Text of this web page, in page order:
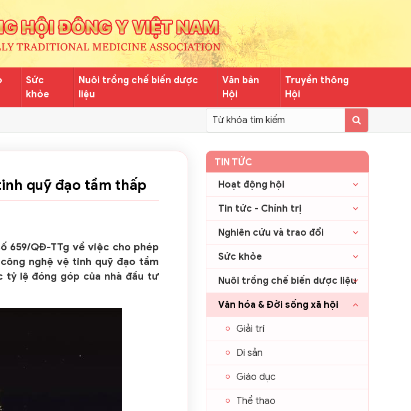
Sức
khỏe
Nuôi trồng chế biến dược
liệu
Văn bản
Hội
Truyền thông
Hội
quỹ đạo tầm thấp
659/QĐ-TTg về việc cho phép
nghệ vệ tinh quỹ đạo tầm
tỷ lệ đóng góp của nhà đầu tư
TIN TỨC
Hoạt động hội
Tin tức - Chính trị
Nghiên cứu và trao đổi
Sức khỏe
Nuôi trồng chế biến dược liệu
Văn hóa & Đời sống xã hội
Giải trí
Di sản
Giáo dục
Thể thao